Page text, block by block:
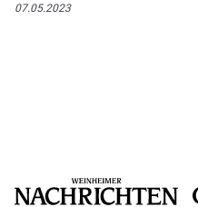
07.05.2023